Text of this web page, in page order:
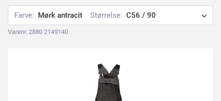
Farve: Mørk antracit Størrelse: C56 / 90
Varenr. 2880 2149140